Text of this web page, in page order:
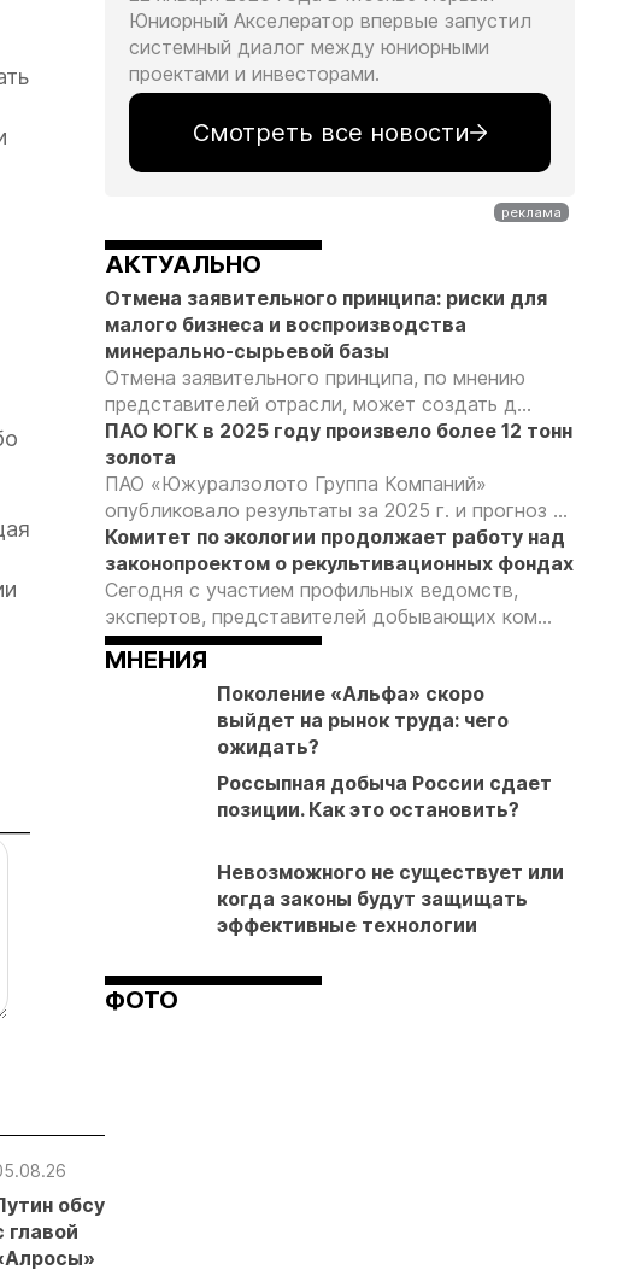
обсудил
главой
Юниорный Акселератор впервые запустил
системный диалог между юниорными
проектами и инвесторами.
Смотреть все новости
АКТУАЛЬНО
Отмена заявительного принципа: риски для
малого бизнеса и воспроизводства
минерально-сырьевой базы
Отмена заявительного принципа, по мнению
представителей отрасли, может создать д...
ПАО ЮГК в 2025 году произвело более 12 тонн
золота
ПАО «Южуралзолото Группа Компаний»
опубликовало результаты за 2025 г. и прогноз ...
Комитет по экологии продолжает работу над
законопроектом о рекультивационных фондах
Сегодня с участием профильных ведомств,
экспертов, представителей добывающих ком...
МНЕНИЯ
Поколение «Альфа» скоро
выйдет на рынок труда: чего
ожидать?
Россыпная добыча России сдает
позиции. Как это остановить?
Невозможного не существует или
когда законы будут защищать
эффективные технологии
ФОТО